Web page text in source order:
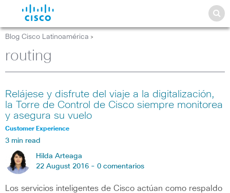
Blog Cisco Latinoamérica >
routing
Relájese y disfrute del viaje a la digitalización,
la Torre de Control de Cisco siempre monitorea
y asegura su vuelo
Customer Experience
3 min read
Hilda Arteaga
22 August 2016 - 0 comentarios
Los servicios inteligentes de Cisco actúan como respaldo